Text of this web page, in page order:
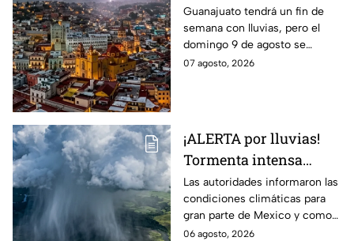
FUERTES este fin de
semana: ALERTAN por
DESCARGAS
ELÉCTRICAS y posible
Guanajuato tendrá un fin de
semana con lluvias, pero el
domingo 9 de agosto se
esperan las precipitaciones
07 agosto, 2026
¡ALERTA por lluvias!
Tormenta intensa
azotará en varios
estado; ¿afectará a
Guanajuato?
Las autoridades informaron las
condiciones climáticas para
gran parte de Mexico y como
afectará a la entidad.
06 agosto, 2026